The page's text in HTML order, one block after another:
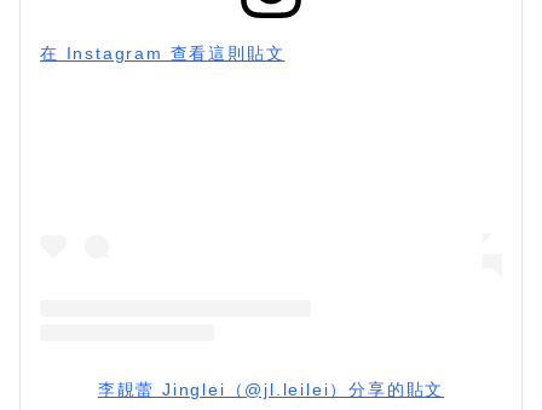
在 Instagram 查看這則貼文
李靚蕾 Jinglei（@jl.leilei）分享的貼文